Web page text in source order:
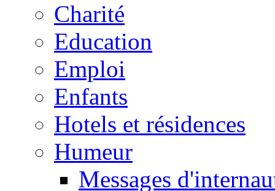
Charité
Education
Emploi
Enfants
Hotels et résidences
Humeur
Messages